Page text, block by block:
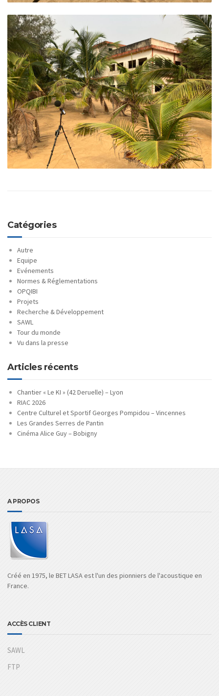
Catégories
Autre
Equipe
Evénements
Normes & Réglementations
OPQIBI
Projets
Recherche & Développement
SAWL
Tour du monde
Vu dans la presse
Articles récents
Chantier « Le KI » (42 Deruelle) – Lyon
RIAC 2026
Centre Culturel et Sportif Georges Pompidou – Vincennes
Les Grandes Serres de Pantin
Cinéma Alice Guy – Bobigny
A PROPOS
Créé en 1975, le BET LASA est l'un des pionniers de l'acoustique en
France.
ACCÈS CLIENT
SAWL
FTP